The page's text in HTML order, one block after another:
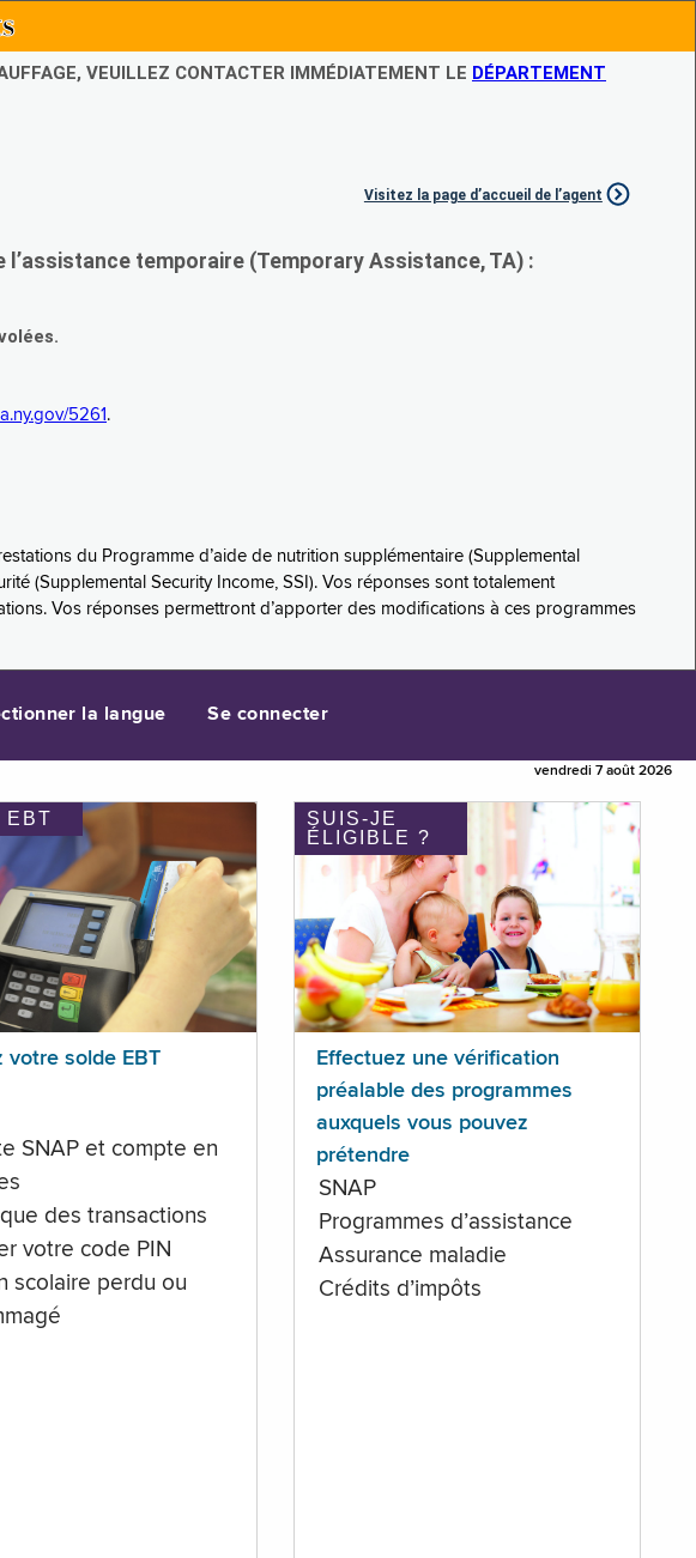
VEUILLEZ CONTACTER IMMÉDIATEMENT LE DÉPARTEMENT
Visitez la page d’accueil de l’agent
temporaire (Temporary Assistance, TA) :
5261.
du Programme d’aide de nutrition supplémentaire (Supplemental
(Supplemental Security Income, SSI). Vos réponses sont totalement
Vos réponses permettront d’apporter des modifications à ces programmes
la langue Se connecter
vendredi 7 août 2026
EBT
votre solde EBT
SNAP et compte en
des transactions
votre code PIN
scolaire perdu ou
SUIS-JE
ÉLIGIBLE ?
Effectuez une vérification
préalable des programmes
auxquels vous pouvez
prétendre
SNAP
Programmes d’assistance
Assurance maladie
Crédits d’impôts